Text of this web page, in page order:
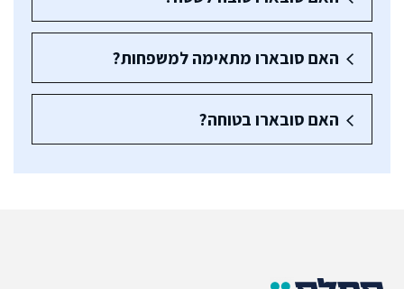
האם סובארו מתאימה למשפחות?
האם סובארו בטוחה?